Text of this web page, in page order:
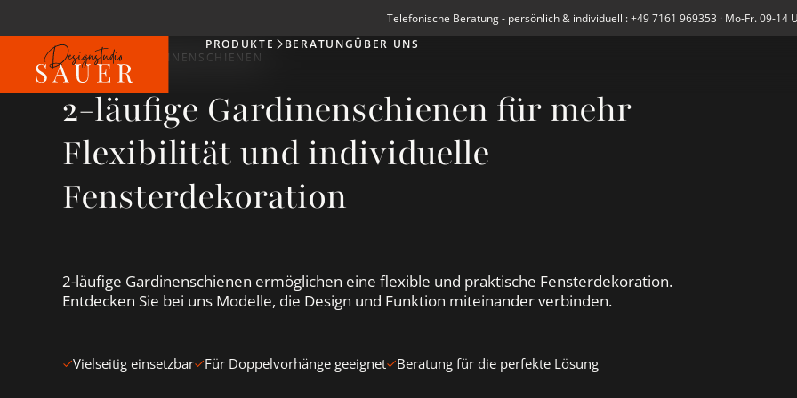
Telefonische Beratung - persönlich & individuell : +49 7161 969353 · Mo-Fr. 09-14
Produkte
PRODUKTE BERATUNGÜBER UNS
2-LÄUFIGE GARDINENSCHIENEN
2-läufige Gardinenschienen für mehr
Flexibilität und individuelle
Fensterdekoration
2-läufige Gardinenschienen ermöglichen eine flexible und praktische Fensterdekoration.
Entdecken Sie bei uns Modelle, die Design und Funktion miteinander verbinden.
Vielseitig einsetzbar Für Doppelvorhänge geeignet Beratung für die perfekte Lösung